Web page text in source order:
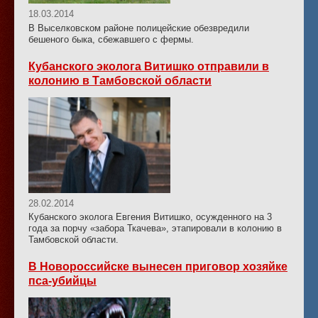
18.03.2014
В Выселковском районе полицейские обезвредили
бешеного быка, сбежавшего с фермы.
Кубанского эколога Витишко отправили в
колонию в Тамбовской области
28.02.2014
Кубанского эколога Евгения Витишко, осужденного на 3
года за порчу «забора Ткачева», этапировали в колонию в
Тамбовской области.
В Новороссийске вынесен приговор хозяйке
пса-убийцы